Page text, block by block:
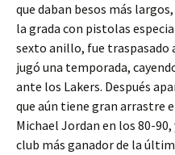
que daban besos más
la grada con pistolas
sexto anillo, fue traspasado
jugó una temporada,
ante los Lakers. Después
que aún tiene gran arrastre
Michael Jordan en los 80-
club más ganador de la